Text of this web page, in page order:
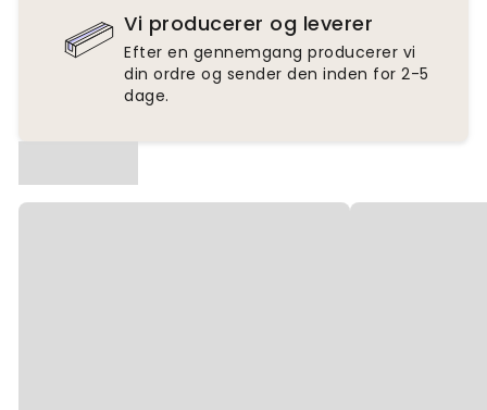
Vi producerer og leverer
Efter en gennemgang producerer vi
din ordre og sender den inden for 2-5
dage.